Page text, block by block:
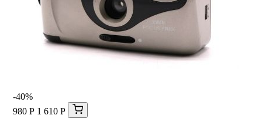
-40%
980 Р 1 610 Р